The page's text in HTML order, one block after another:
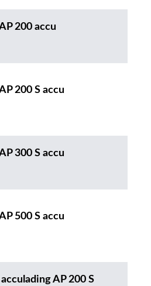
200 accu
200 S accu
300 S accu
500 S accu
AP 200 S